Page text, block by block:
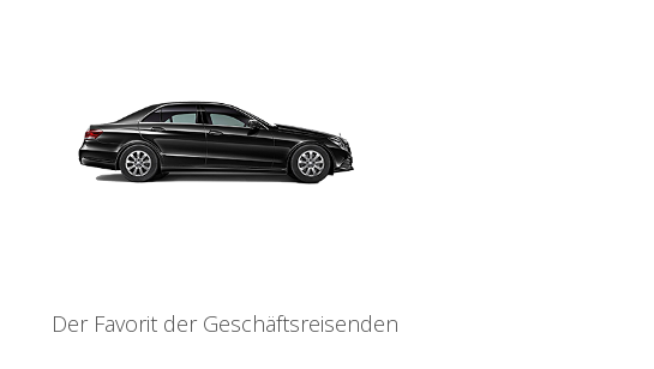
Der Favorit der Geschäftsreisenden